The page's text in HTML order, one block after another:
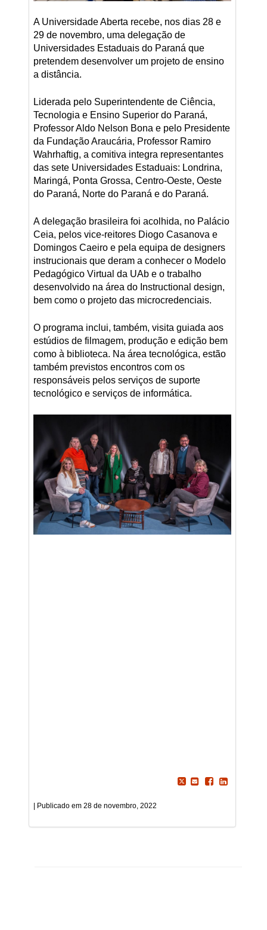
A Universidade Aberta recebe, nos dias 28 e
29 de novembro, uma delegação de
Universidades Estaduais do Paraná que
pretendem desenvolver um projeto de ensino
a distância.
Liderada pelo Superintendente de Ciência,
Tecnologia e Ensino Superior do Paraná,
Professor Aldo Nelson Bona e pelo Presidente
da Fundação Araucária, Professor Ramiro
Wahrhaftig, a comitiva integra representantes
das sete Universidades Estaduais: Londrina,
Maringá, Ponta Grossa, Centro-Oeste, Oeste
do Paraná, Norte do Paraná e do Paraná.
A delegação brasileira foi acolhida, no Palácio
Ceia, pelos vice-reitores Diogo Casanova e
Domingos Caeiro e pela equipa de designers
instrucionais que deram a conhecer o Modelo
Pedagógico Virtual da UAb e o trabalho
desenvolvido na área do Instructional design,
bem como o projeto das microcredenciais.
O programa inclui, também, visita guiada aos
estúdios de filmagem, produção e edição bem
como à biblioteca. Na área tecnológica, estão
também previstos encontros com os
responsáveis pelos serviços de suporte
tecnológico e serviços de informática.
28 de novembro, 2022